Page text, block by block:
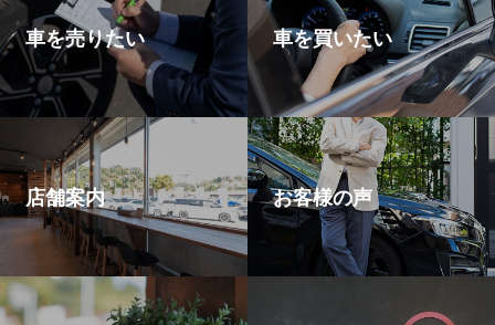
車を売りたい 車を買いたい
店舗案内 お客様の声